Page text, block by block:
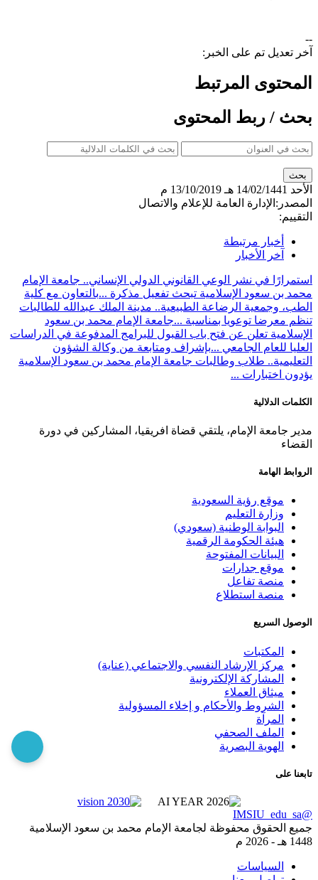
--
آخر تعديل تم على الخبر:
المحتوى المرتبط
بحث / ربط المحتوى
الأحد 14/02/1441 هـ
13/10/2019 م
المصدر: الإدارة العامة للإعلام والاتصال
التقييم:
أخبار مرتبطة
آخر الأخبار
استمرارًا في نشر الوعي القانوني الدولي الإنساني.. جامعة الإمام
محمد بن سعود الإسلامية تبحث تفعيل مذكرة ...بالتعاون مع كلية
الطب، وجمعية الرضاعة الطبيعية.. مدينة الملك عبدالله للطالبات
تنظم معرضا توعويا بمناسبة ...جامعة الإمام محمد بن سعود
الإسلامية تعلن عن فتح باب القبول للبرامج المدفوعة في الدراسات
العليا للعام الجامعي ...بإشراف ومتابعة من وكالة الشؤون
التعليمية.. طلاب وطالبات جامعة الإمام محمد بن سعود الإسلامية
يؤدون اختبارات ...
الكلمات الدلالية
مدير جامعة الإمام، يلتقي قضاة افريقيا، المشاركين في دورة
القضاء
الروابط الهامة
موقع رؤية السعودية
وزارة التعليم
البوابة الوطنية (سعودي)
هيئة الحكومة الرقمية
البيانات المفتوحة
موقع جدارات
منصة تفاعل
منصة استطلاع
الوصول السريع
المكتبات
مركز الإرشاد النفسي والاجتماعي (عناية)
المشاركة الإلكترونية
ميثاق العملاء
الشروط والأحكام و إخلاء المسؤولية
المرآة
الملف الصحفي
الهوية البصرية
تابعنا على
@IMSIU_edu_sa
جميع الحقوق محفوظة لجامعة الإمام محمد بن سعود الإسلامية
1448 هـ -
2026 م
السياسات